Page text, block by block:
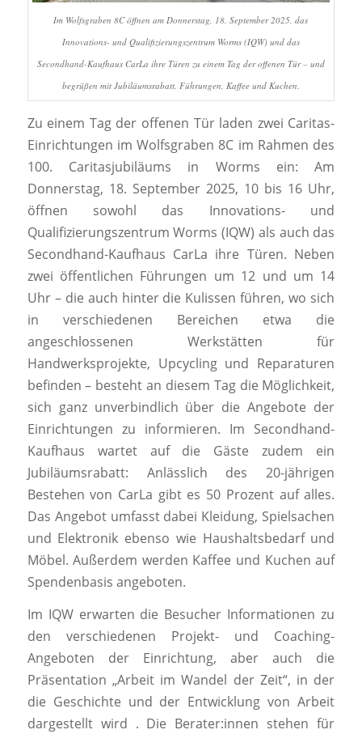
Im Wolfsgraben 8C öffnen am Donnerstag, 18. September 2025, das
Innovations- und Qualifizierungszentrum Worms (IQW) und das
Secondhand-Kaufhaus CarLa ihre Türen zu einem Tag der offenen Tür – und
begrüßen mit Jubiläumsrabatt, Führungen, Kaffee und Kuchen.
Zu einem Tag der offenen Tür laden zwei Caritas-
Einrichtungen im Wolfsgraben 8C im Rahmen des
100. Caritasjubiläums in Worms ein: Am
Donnerstag, 18. September 2025, 10 bis 16 Uhr,
öffnen sowohl das Innovations- und
Qualifizierungszentrum Worms (IQW) als auch das
Secondhand-Kaufhaus CarLa ihre Türen. Neben
zwei öffentlichen Führungen um 12 und um 14
Uhr – die auch hinter die Kulissen führen, wo sich
in verschiedenen Bereichen etwa die
angeschlossenen Werkstätten für
Handwerksprojekte, Upcycling und Reparaturen
befinden – besteht an diesem Tag die Möglichkeit,
sich ganz unverbindlich über die Angebote der
Einrichtungen zu informieren. Im Secondhand-
Kaufhaus wartet auf die Gäste zudem ein
Jubiläumsrabatt: Anlässlich des 20-jährigen
Bestehen von CarLa gibt es 50 Prozent auf alles.
Das Angebot umfasst dabei Kleidung, Spielsachen
und Elektronik ebenso wie Haushaltsbedarf und
Möbel. Außerdem werden Kaffee und Kuchen auf
Spendenbasis angeboten.
Im IQW erwarten die Besucher Informationen zu
den verschiedenen Projekt- und Coaching-
Angeboten der Einrichtung, aber auch die
Präsentation „Arbeit im Wandel der Zeit“, in der
die Geschichte und der Entwicklung von Arbeit
dargestellt wird . Die Berater:innen stehen für